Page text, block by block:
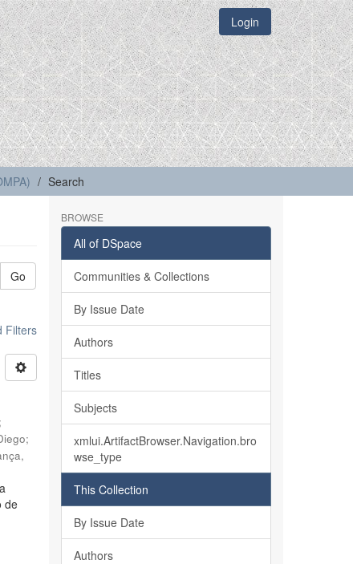
Login
Search
Go
Filters
;
;
de
BROWSE
All of DSpace
Communities & Collections
By Issue Date
Authors
Titles
Subjects
xmlui.ArtifactBrowser.Navigation.bro
wse_type
This Collection
By Issue Date
Authors